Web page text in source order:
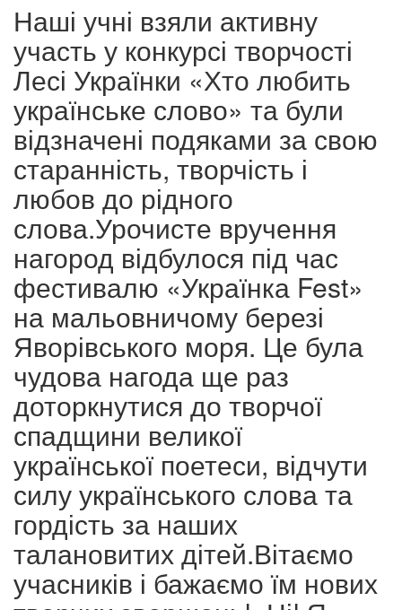
Наші учні взяли активну
участь у конкурсі творчості
Лесі Українки «Хто любить
українське слово» та були
відзначені подяками за свою
старанність, творчість і
любов до рідного
слова.Урочисте вручення
нагород відбулося під час
фестивалю «Українка Fest»
на мальовничому березі
Яворівського моря. Це була
чудова нагода ще раз
доторкнутися до творчої
спадщини великої
української поетеси, відчути
силу українського слова та
гордість за наших
талановитих дітей.Вітаємо
учасників і бажаємо їм нових